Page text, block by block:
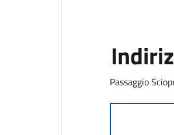
Passaggio